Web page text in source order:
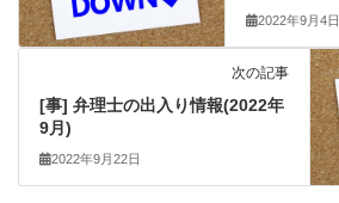
2022年9月4日
次の記事
[事] 弁理士の出入り情報(2022年
9月)
2022年9月22日